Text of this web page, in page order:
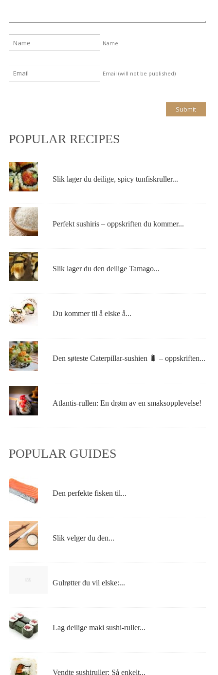
Name
Email (will not be published)
POPULAR RECIPES
Slik lager du deilige, spicy tunfiskruller...
Perfekt sushiris – oppskriften du kommer...
Slik lager du den deilige Tamago...
Du kommer til å elske å...
Den søteste Caterpillar-sushien 🐛 – oppskriften...
Atlantis-rullen: En drøm av en smaksopplevelse!
POPULAR GUIDES
Den perfekte fisken til...
Slik velger du den...
Gulrøtter du vil elske:...
Lag deilige maki sushi-ruller...
Vendte sushiruller: Så enkelt...